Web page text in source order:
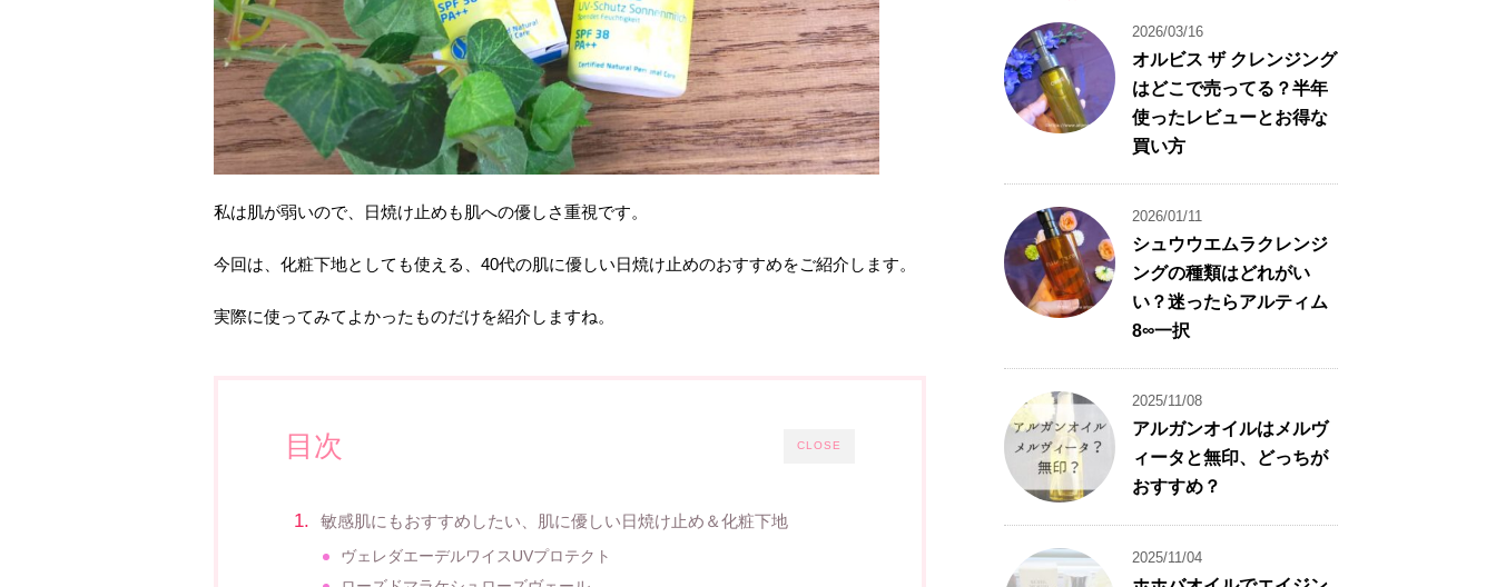
私は肌が弱いので、日焼け止めも肌への優しさ重視です。
今回は、化粧下地としても使える、40代の肌に優しい日焼け止めのおすすめをご紹介します。
実際に使ってみてよかったものだけを紹介しますね。
CLOSE
目次
敏感肌にもおすすめしたい、肌に優しい日焼け止め＆化粧下地
ヴェレダエーデルワイスUVプロテクト
2026/03/16
オルビス ザ クレンジング
はどこで売ってる？半年
使ったレビューとお得な
買い方
2026/01/11
シュウウエムラクレンジ
ングの種類はどれがい
い？迷ったらアルティム
8∞一択
2025/11/08
アルガンオイルはメルヴ
ィータと無印、どっちが
おすすめ？
2025/11/04